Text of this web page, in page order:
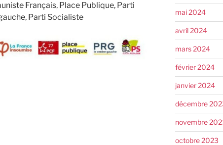
Français, Place Publique, Parti
Parti Socialiste
mai 2024
avril 2024
mars 2024
février 2024
janvier 2024
décembre
novembre
octobre 2023